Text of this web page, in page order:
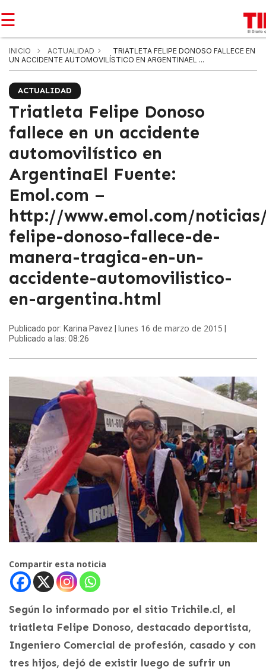
☰
INICIO ACTUALIDAD
TRIATLETA FELIPE DONOSO FALLECE EN
UN ACCIDENTE AUTOMOVILÍSTICO EN ARGENTINAEL ...
ACTUALIDAD
Triatleta Felipe Donoso
fallece en un accidente
automovilístico en
ArgentinaEl Fuente:
Emol.com –
http://www.emol.com/
felipe-donoso-fallece-de-
manera-tragica-en-un-
accidente-automovilistico-
en-argentina.html
Publicado por: Karina Pavez | lunes 16 de marzo de 2015
Publicado a las: 08:26
Compartir esta noticia
Según lo informado por el sitio Trichile.cl, el
triatleta Felipe Donoso, destacado deportista,
Ingeniero Comercial de profesión, casado y con
tres hijos, dejó de existir luego de sufrir un